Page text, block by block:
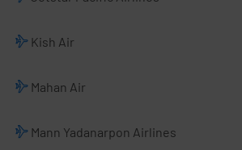
Kish Air
Mahan Air
Mann Yadanarpon Airlines